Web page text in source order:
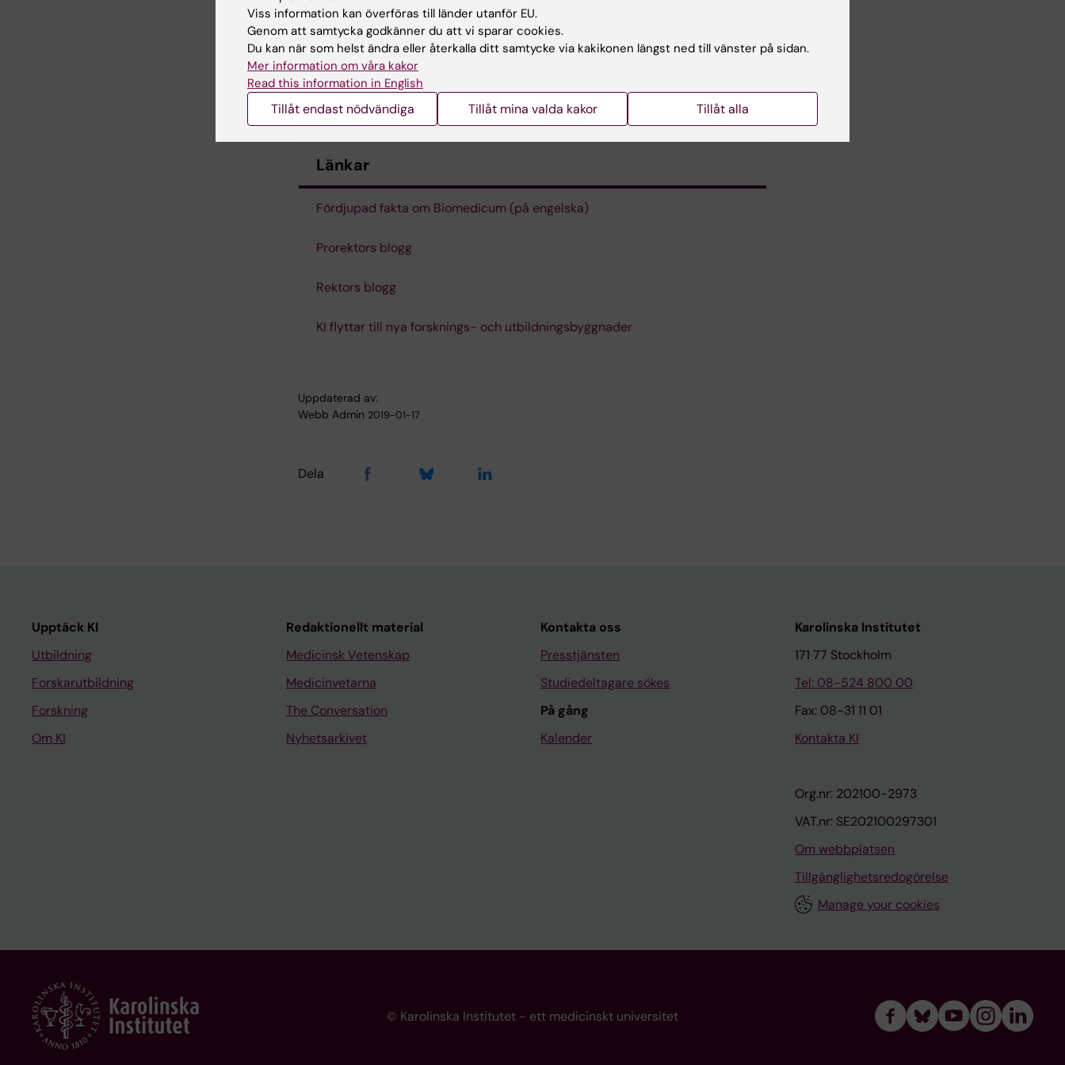
Länkar
Fördjupad fakta om Biomedicum (på engelska)
Prorektors blogg
Rektors blogg
KI flyttar till nya forsknings- och utbildningsbyggnader
Uppdaterad av:
Webb Admin 2019-01-17
Dela
Upptäck KI
Utbildning
Forskarutbildning
Forskning
Om KI
Redaktionellt material
Medicinsk Vetenskap
Medicinvetarna
The Conversation
Nyhetsarkivet
Kontakta oss
Presstjänsten
Studiedeltagare sökes
På gång
Kalender
Karolinska Institutet
171 77 Stockholm
Tel: 08-524 800 00
Fax: 08-31 11 01
Kontakta KI
Org.nr: 202100-2973
VAT.nr: SE202100297301
Om webbplatsen
Tillgänglighetsredogörelse
Manage your cookies
© Karolinska Institutet - ett medicinskt universitet
Viss information kan överföras till länder utanför EU.
Genom att samtycka godkänner du att vi sparar cookies.
Du kan när som helst ändra eller återkalla ditt samtycke via kakikonen längst ned till vänster på sidan.
Mer information om våra kakor
Read this information in English
Tillåt endast nödvändiga Tillåt mina valda kakor Tillåt alla